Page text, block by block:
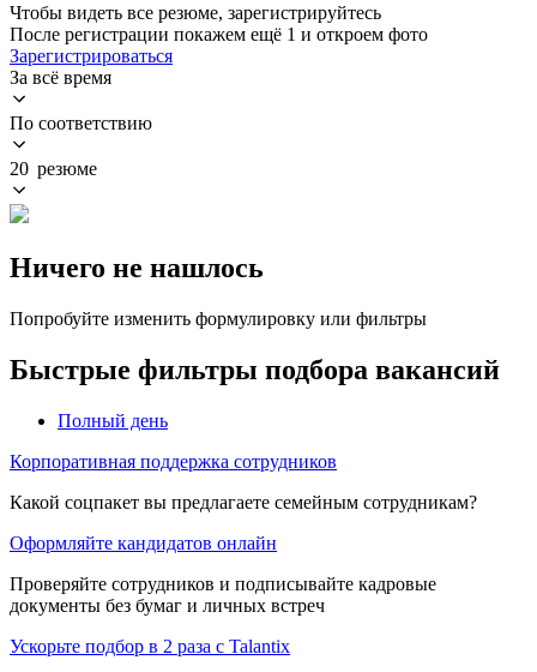
Чтобы видеть все резюме, зарегистрируйтесь
После регистрации покажем ещё 1 и откроем фото
Зарегистрироваться
За всё время
По соответствию
20 резюме
Ничего не нашлось
Попробуйте изменить формулировку или фильтры
Быстрые фильтры подбора вакансий
Полный день
Корпоративная поддержка сотрудников
Какой соцпакет вы предлагаете семейным сотрудникам?
Оформляйте кандидатов онлайн
Проверяйте сотрудников и подписывайте кадровые
документы без бумаг и личных встреч
Ускорьте подбор в 2 раза с Talantix